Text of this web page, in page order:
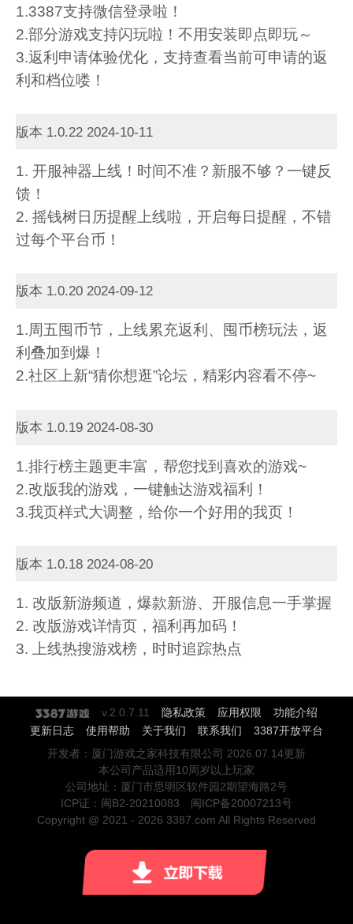
1.3387支持微信登录啦！
2.部分游戏支持闪玩啦！不用安装即点即玩～
3.返利申请体验优化，支持查看当前可申请的返
利和档位喽！
版本 1.0.22 2024-10-11
1. 开服神器上线！时间不准？新服不够？一键反
馈！
2. 摇钱树日历提醒上线啦，开启每日提醒，不错
过每个平台币！
版本 1.0.20 2024-09-12
1.周五囤币节，上线累充返利、囤币榜玩法，返
利叠加到爆！
2.社区上新“猜你想逛”论坛，精彩内容看不停~
版本 1.0.19 2024-08-30
1.排行榜主题更丰富，帮您找到喜欢的游戏~
2.改版我的游戏，一键触达游戏福利！
3.我页样式大调整，给你一个好用的我页！
版本 1.0.18 2024-08-20
1. 改版新游频道，爆款新游、开服信息一手掌握
2. 改版游戏详情页，福利再加码！
3. 上线热搜游戏榜，时时追踪热点
v.2.0.7.11 隐私政策 应用权限
功能介绍
更新日志
使用帮助 关于我们 联系我们
3387开放平台
开发者：厦门游戏之家科技有限公司 2026.07.14更新
本公司产品适用10周岁以上玩家
公司地址：厦门市思明区软件园2期望海路2号
ICP证：闽B2-20210083 闽ICP备20007213号
Copyright @ 2021 - 2026 3387.com All Rights Reserved